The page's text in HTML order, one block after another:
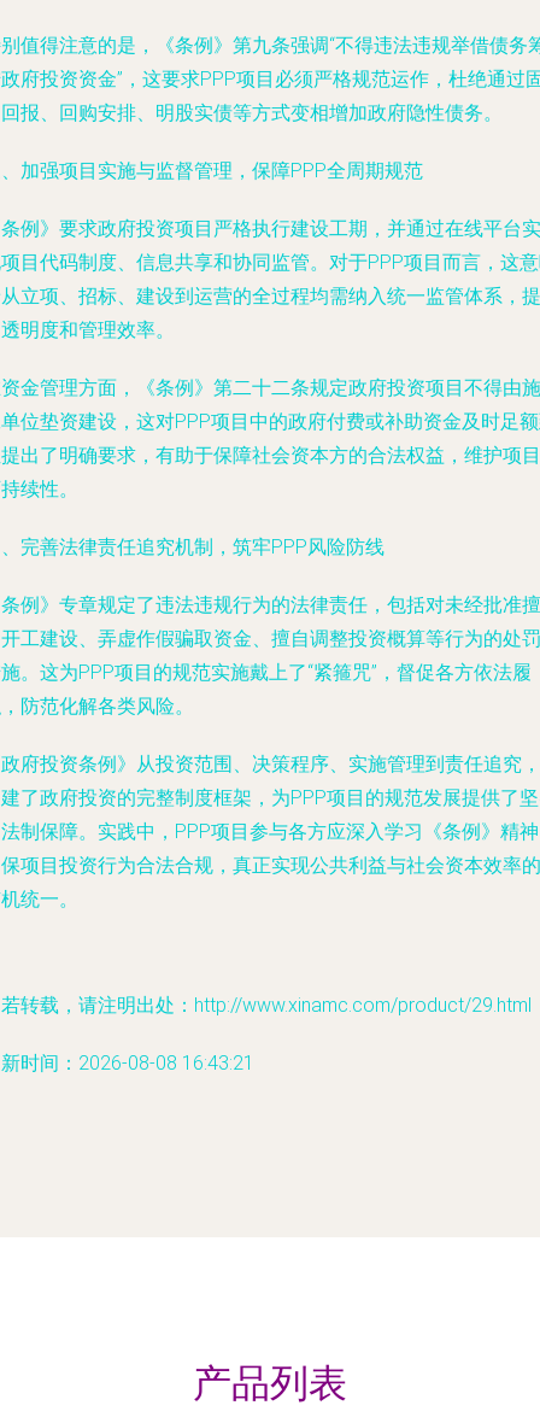
值得注意的是，《条例》第九条强调“不得违法违规举借债务
府投资资金”，这要求PPP项目必须严格规范运作，杜绝通过
报、回购安排、明股实债等方式变相增加政府隐性债务。
加强项目实施与监督管理，保障PPP全周期规范
例》要求政府投资项目严格执行建设工期，并通过在线平台实
目代码制度、信息共享和协同监管。对于PPP项目而言，这
立项、招标、建设到运营的全过程均需纳入统一监管体系，提
明度和管理效率。
金管理方面，《条例》第二十二条规定政府投资项目不得由施
位垫资建设，这对PPP项目中的政府付费或补助资金及时足
出了明确要求，有助于保障社会资本方的合法权益，维护项目
续性。
完善法律责任追究机制，筑牢PPP风险防线
例》专章规定了违法违规行为的法律责任，包括对未经批准擅
工建设、弄虚作假骗取资金、擅自调整投资概算等行为的处罚
。这为PPP项目的规范实施戴上了“紧箍咒”，督促各方依法履
防范化解各类风险。
府投资条例》从投资范围、决策程序、实施管理到责任追究，
了政府投资的完整制度框架，为PPP项目的规范发展提供了
制保障。实践中，PPP项目参与各方应深入学习《条例》精
项目投资行为合法合规，真正实现公共利益与社会资本效率的
统一。
转载，请注明出处：http://www.xinamc.com/product/29.html
时间：2026-08-08 16:43:21
产品列表